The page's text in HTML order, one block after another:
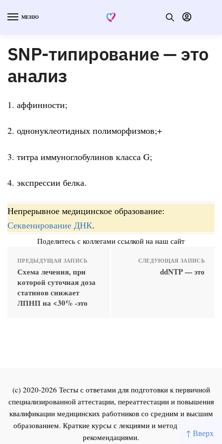
↑ Вверх
МЕНЮ
SNP-типирование — это
анализ
1. аффинности;
2. однонуклеотидных полиморфизмов;+
3. титра иммуноглобулинов класса G;
4. экспрессии белка.
Непрерывное медицинское образование:
Секвенирование ДНК.
Поделитесь с коллегами ссылкой на наш сайт
ПРЕДЫДУЩАЯ ЗАПИСЬ
Схема лечения, при
которой суточная доза
статинов снижает
ЛПНП на <30% -это
СЛЕДУЮЩАЯ ЗАПИСЬ
ddNTP — это
(c) 2020-2026 Тесты с ответами для подготовки к первичной
специализированной аттестации, переаттестации и повышения
квалификации медицинских работников со средним и высшим
образованием. Краткие курсы с лекциями и методическими
рекомендациями.